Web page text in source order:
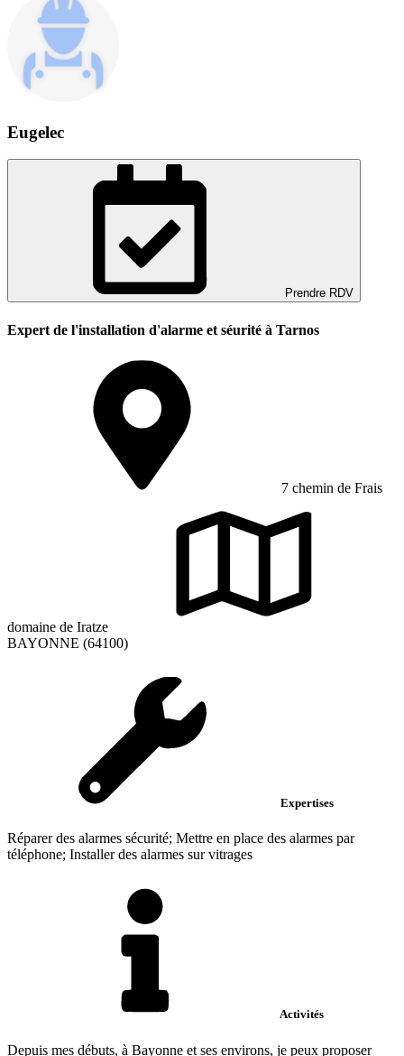
Eugelec
Prendre RDV
Expert de l'installation d'alarme et séurité à Tarnos
7 chemin de Frais
domaine de Iratze
BAYONNE (64100)
Expertises
Réparer des alarmes sécurité; Mettre en place des alarmes par
téléphone; Installer des alarmes sur vitrages
Activités
Depuis mes débuts, à Bayonne et ses environs, je peux proposer